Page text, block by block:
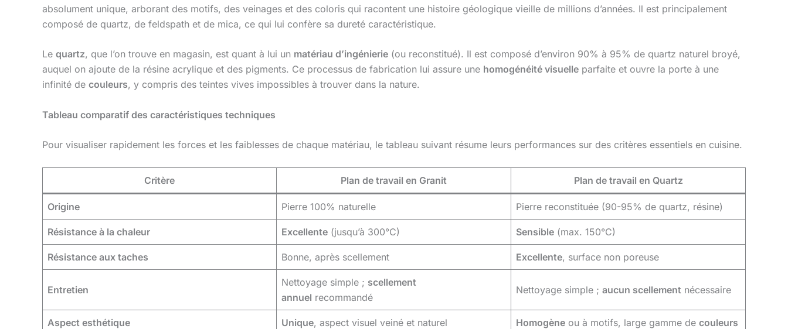
absolument unique, arborant des motifs, des veinages et des coloris qui racontent une histoire géologique vieille de millions d’années. Il est principalement
composé de quartz, de feldspath et de mica, ce qui lui confère sa dureté caractéristique.
Le quartz, que l’on trouve en magasin, est quant à lui un matériau d’ingénierie (ou reconstitué). Il est composé d’environ 90% à 95% de quartz naturel broyé,
auquel on ajoute de la résine acrylique et des pigments. Ce processus de fabrication lui assure une homogénéité visuelle parfaite et ouvre la porte à une
infinité de couleurs, y compris des teintes vives impossibles à trouver dans la nature.
Tableau comparatif des caractéristiques techniques
Pour visualiser rapidement les forces et les faiblesses de chaque matériau, le tableau suivant résume leurs performances sur des critères essentiels en cuisine.
Critère Plan de travail en Granit Plan de travail en Quartz
Origine Pierre 100% naturelle Pierre reconstituée (90-95% de quartz, résine)
Résistance à la chaleur Excellente (jusqu’à 300°C) Sensible (max. 150°C)
Résistance aux taches Bonne, après scellement Excellente, surface non poreuse
Entretien
Nettoyage simple ; scellement
annuel recommandé
Nettoyage simple ; aucun scellement nécessaire
Aspect esthétique Unique, aspect visuel veiné et naturel Homogène ou à motifs, large gamme de couleurs